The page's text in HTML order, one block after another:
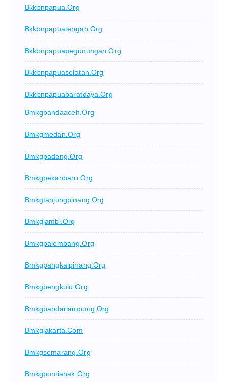
Bkkbnpapua.org
Bkkbnpapuatengah.org
Bkkbnpapuapegunungan.org
Bkkbnpapuaselatan.org
Bkkbnpapuabaratdaya.org
Bmkgbandaaceh.org
Bmkgmedan.org
Bmkgpadang.org
Bmkgpekanbaru.org
Bmkgtanjungpinang.org
Bmkgjambi.org
Bmkgpalembang.org
Bmkgpangkalpinang.org
Bmkgbengkulu.org
Bmkgbandarlampung.org
Bmkgjakarta.com
Bmkgsemarang.org
Bmkgpontianak.org